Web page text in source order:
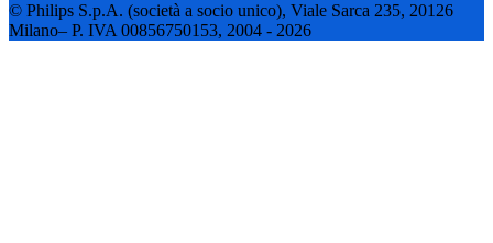
© Philips S.p.A. (società a socio unico), Viale Sarca 235, 20126
Milano– P. IVA 00856750153, 2004 - 2026